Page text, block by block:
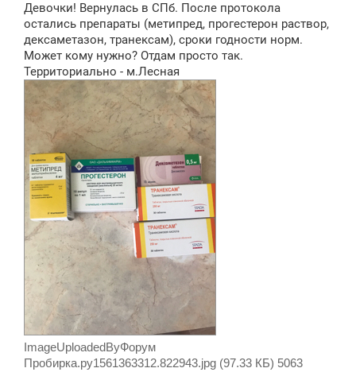
б
щ
н
и
Девочки! Вернулась в СПб. После протокола
остались препараты (метипред, прогестерон раствор,
дексаметазон, транексам), сроки годности норм.
Может кому нужно? Отдам просто так.
Территориально - м.Лесная
ImageUploadedByФорум
Пробирка.ру1561363312.822943.jpg (97.33 КБ) 5063